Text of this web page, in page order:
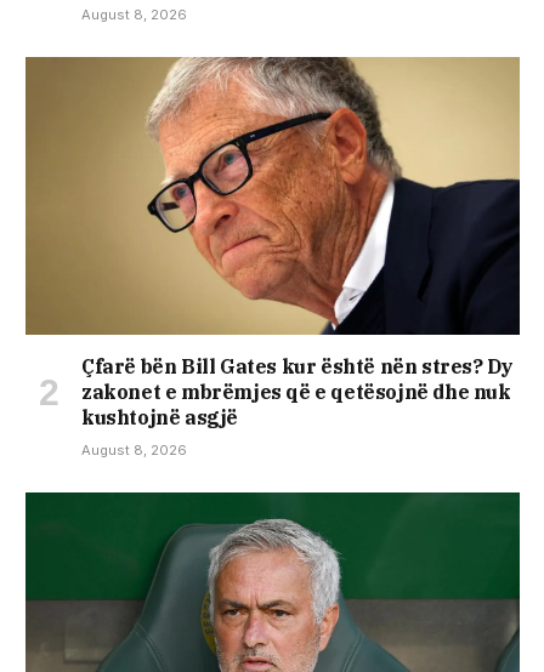
August 8, 2026
Çfarë bën Bill Gates kur është nën stres? Dy
zakonet e mbrëmjes që e qetësojnë dhe nuk
kushtojnë asgjë
August 8, 2026